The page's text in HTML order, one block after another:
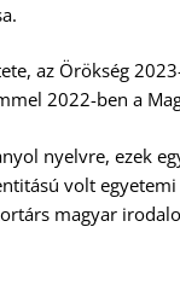
az Örökség
2022-ben a
nyelvre, ezek
volt
magyar